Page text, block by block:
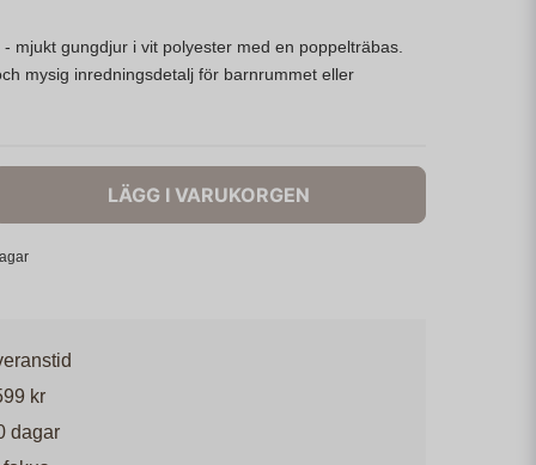
mjukt gungdjur i vit polyester med en poppelträbas.
mysig inredningsdetalj för barnrummet eller
LÄGG I VARUKORGEN
kr
dagar